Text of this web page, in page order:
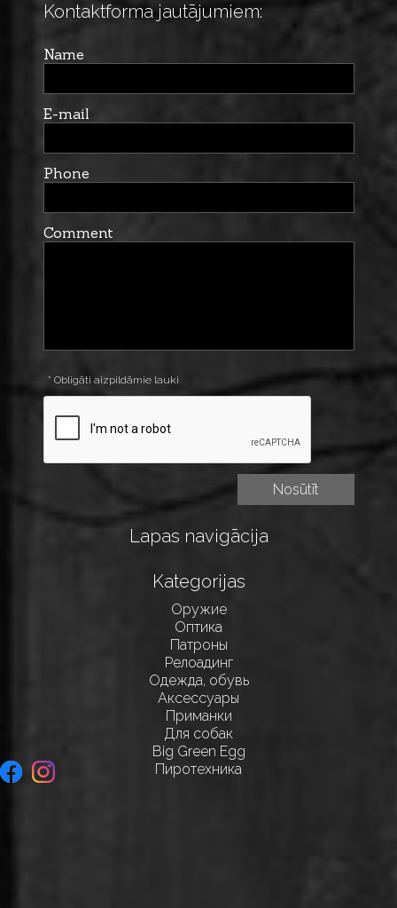
Kontaktforma jautājumiem:
Name
E-mail
Phone
Comment
* Obligāti aizpildāmie lauki
Lapas navigācija
Kategorijas
Оружие
Оптика
Патроны
Релоадинг
Одежда, обувь
Аксессуары
Приманки
Для собак
Big Green Egg
Пиротехника